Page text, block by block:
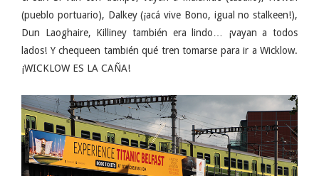
(pueblo portuario), Dalkey (¡acá vive Bono, igual no stalkeen!),
Dun Laoghaire, Killiney también era lindo… ¡vayan a todos
lados! Y chequeen también qué tren tomarse para ir a Wicklow.
¡WICKLOW ES LA CAÑA!